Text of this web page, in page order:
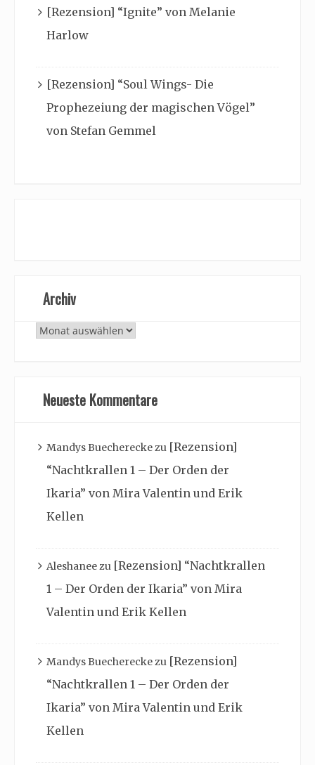
[Rezension] “Ignite” von Melanie
Harlow
[Rezension] “Soul Wings- Die
Prophezeiung der magischen Vögel”
von Stefan Gemmel
Archiv
Archiv
Neueste Kommentare
Mandys Buechereckezu [Rezension]
“Nachtkrallen 1 – Der Orden der
Ikaria” von Mira Valentin und Erik
Kellen
Aleshaneezu [Rezension] “Nachtkrallen
1 – Der Orden der Ikaria” von Mira
Valentin und Erik Kellen
Mandys Buechereckezu [Rezension]
“Nachtkrallen 1 – Der Orden der
Ikaria” von Mira Valentin und Erik
Kellen